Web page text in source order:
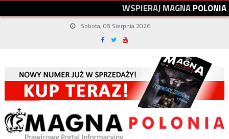
WSPIERAJMAGNAPOLONIA
Sobota, 08 Sierpnia 2026